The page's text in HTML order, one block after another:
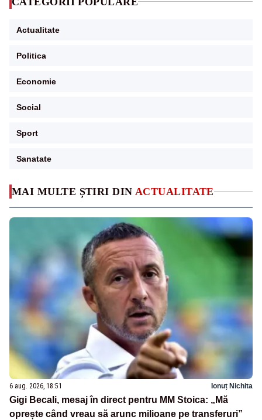
MAI MULTE ȘTIRI DIN ACTUALITATE
6 aug. 2026, 18:51 Ionuț Nichita
Gigi Becali, mesaj în direct pentru MM Stoica: „Mă
oprește când vreau să arunc milioane pe transferuri”
Actualitate
Politica
Economie
Social
Sport
Sanatate